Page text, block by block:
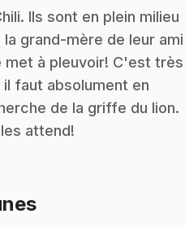
Ils sont en plein milieu
grand-mère de leur ami
met à pleuvoir! C'est très
faut absolument en
de la griffe du lion.
attend!
.